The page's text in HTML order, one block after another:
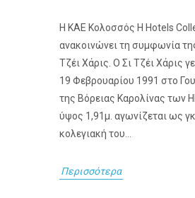
Η ΚΑΕ Κολοσσός H Hotels
ανακοινώνει τη συμφωνία
Τζέι Χάρις. Ο Σι Τζέι Χάρις
19 Φεβρουαρίου 1991 στο
της Βόρειας Καρολίνας των
ύψος 1,91μ. αγωνίζεται ως
κολεγιακή του...
Περισσότερα